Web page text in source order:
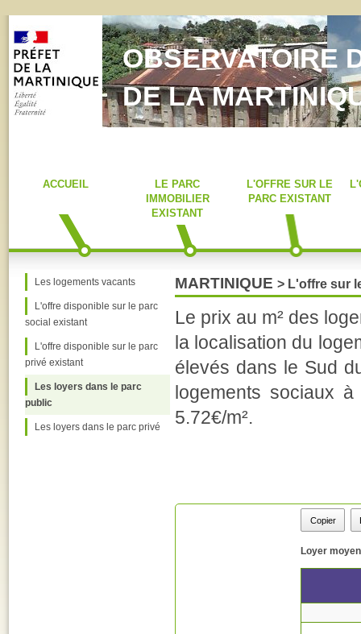
OBSERVATOIRE
DE LA
ACCUEIL
LE PARC
IMMOBILIER
EXISTANT
L'OFFRE SUR LE
PARC EXISTANT
Les logements vacants
L'offre disponible sur le parc
social existant
L'offre disponible sur le parc
privé existant
Les loyers dans le parc
public
Les loyers dans le parc privé
MARTINIQUE > L'offre sur
Le prix au m² des
la localisation du
élevés dans le Sud
logements sociaux
5.72€/m².
Copier
Loyer